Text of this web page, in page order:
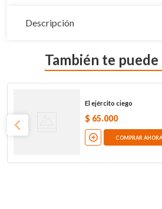
Descripción
También te
El ejército ciego
$ 65.000
COMPRAR AHORA